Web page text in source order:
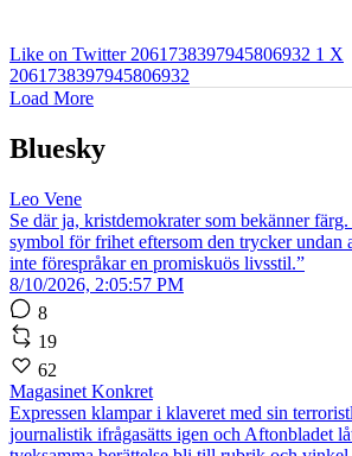
Like on Twitter 2061738397945806932 1 X
2061738397945806932
Load More
Bluesky
Leo Vene
Se där ja, kristdemokrater som bekänner
symbol för frihet eftersom den trycker undan
inte förespråkar en promiskuös livsstil.”
8/10/2026, 2:05:57 PM
8
19
62
Magasinet Konkret
Expressen klampar i klaveret med sin
journalistik ifrågasätts igen och Aftonbladet